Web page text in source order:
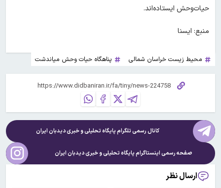
حیات‌وحش ایستاده‌اند.
منبع: ایسنا
محیط زیست خراسان شمالی پناهگاه حیات وحش میاندشت
کانال رسمی تلگرام پایگاه تحلیلی و خبریدیدبان ایران
صفحه رسمی اینستاگرام پایگاه تحلیلی و خبریدیدبان ایران
ارسال نظر